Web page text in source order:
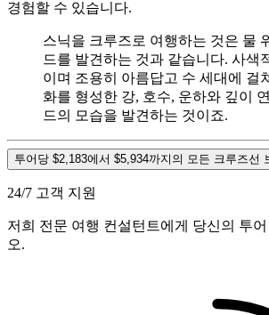
경험할 수 있습니다.
스닉을 크루즈로 여행하는 것은 물
드를 발견하는 것과 같습니다. 사색
이며 조용히 아름답고 수 세대에 걸
화를 형성한 강, 호수, 운하와 깊이
드의 모습을 발견하는 것이죠.
투어당 $2,183에서 $5,934까지의 모든 크루즈선
24/7 고객 지원
저희 전문 여행 컨설턴트에게 당신의 투
오.